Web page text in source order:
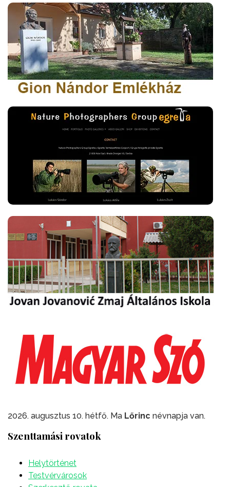
2026. augusztus 10. hétfő. Ma Lőrinc névnapja van.
Szenttamási rovatok
Helytörténet
Testvérvárosok